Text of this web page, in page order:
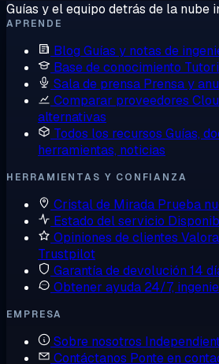
Guías y el equipo detrás de la nube
APRENDE
Blog Guías y notas de
Base de conocimiento
Sala de prensa Prensa y
Comparar proveedores
alternativas
Todos los recursos Guías,
herramientas, noticias
HERRAMIENTAS Y CONFIANZA
Cristal de Mirada Prueba
Estado del servicio
Opiniones de clientes
Trustpilot
Garantía de devolución 14
Obtener ayuda 24/7,
EMPRESA
Sobre nosotros
Contáctanos Ponte en